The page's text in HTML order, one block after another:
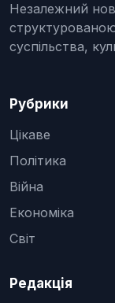
Незалежний
суспільства,
Рубрики
Цікаве
Політика
Війна
Економіка
Світ
Редакція